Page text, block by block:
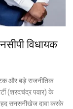
विधायक
और बड़े राजनीतिक
(शरदचंद्र पवार) के
सनसनीखेज दावा करके